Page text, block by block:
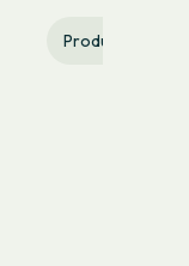
Producción de